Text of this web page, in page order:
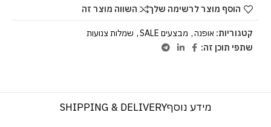
הוסף מוצר לרשימה שלך השווה מוצר זה
קטגוריות: אופנה, מבצעים SALE , שמלות צנועות
שתפי תוכן זה:
מידע נוסףSHIPPING & DELIVERY